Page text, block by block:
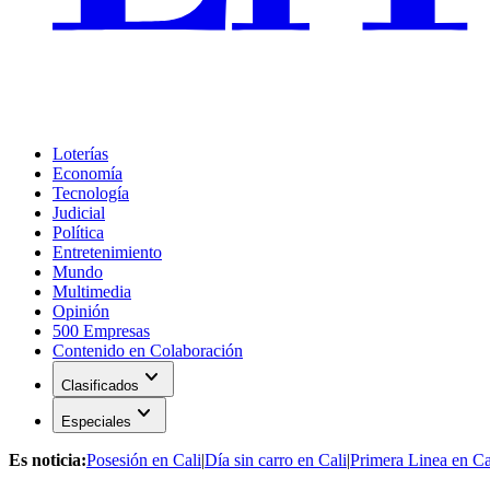
Loterías
Economía
Tecnología
Judicial
Política
Entretenimiento
Mundo
Multimedia
Opinión
500 Empresas
Contenido en Colaboración
Clasificados expand_more
Especiales expand_more
Es noticia:Posesión en Cali|Día sin carro en Cali|Primera Linea en